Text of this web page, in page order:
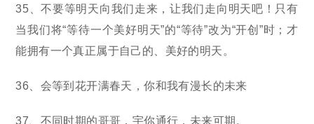
35、不要等明天向我们走来，让我们走向明天吧！只有
当我们将“等待一个美好明天”的“等待”改为“开创”时；才
能拥有一个真正属于自己的、美好的明天。
36、会等到花开满春天，你和我有漫长的未来
37、不同时期的哥哥，宇你通行，未来可期。